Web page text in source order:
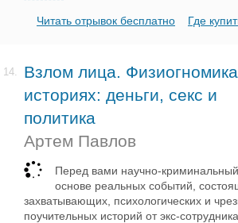
Читать отрывок бесплатно Где
14.
Взлом лица.
историях: деньги, секс и
политика
Артем Павлов
Перед вами научно-криминальный
основе реальных событий,
захватывающих, психологических и
поучительных историй от экс-